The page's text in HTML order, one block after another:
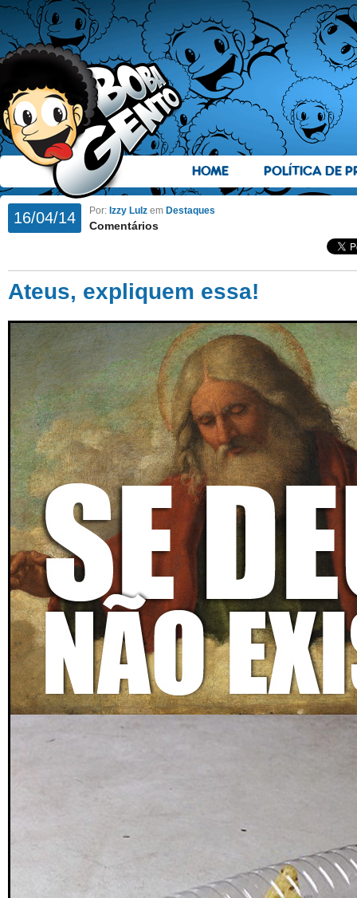
HOME POLÍTICA DE
16/04/14 Por: Izzy Lulz em Destaques
Comentários
Ateus, expliquem essa!